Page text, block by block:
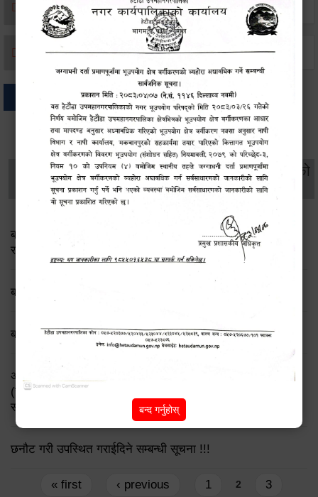
मृत्यू दर्ता
जन्म दर्ता
थप विवरणहरु
सामाजिक सुरक्षा तथा
व्यक्तिगत घटना दर्ता
महिला
विकास
वातावरण
सूचनाको
बालमैत्री स्थानीय शासनयुक्त घोषणा पश्चात दिगोपनको लागि
रणनीतिक योजना
बालमैत्री स्थानीय शासनयुक्त नगर घोषणाका लागि अन्तिम प्रतिवेदन
बालमैत्री स्थानीय शासनयुक्त वडा घोषणा चरणको स्थिति पत्र
अपाङ्गता भएका व्यक्तिहरुका लागि समुदायमा आधारित पुर्नस्थापना
(सी.बी.आर.) कार्यक्रम सञ्चालन गर्न ईच्छुक गैर सरकारी संघ/
संस्थाहरुलाई प्रस्ताव पेश सम्बन्धी सूचना !!!
छनौट गरी उपस्थित गराईदिने सम्बन्धी सूचना !!!
Pages
« first ‹ previous 1 2
3
बन्द गर्नुहोस्